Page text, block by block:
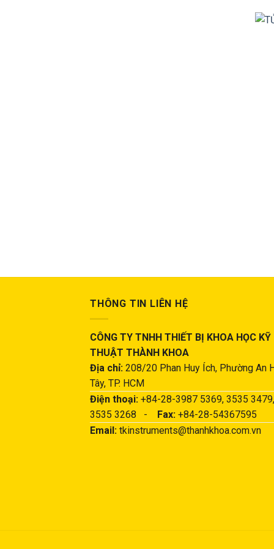
THÔNG TIN LIÊN HỆ
CÔNG TY TNHH THIẾT BỊ KHOA HỌC KỸ
THUẬT THÀNH KHOA
Địa chỉ: 208/20 Phan Huy Ích, Phường An
Tây, TP. HCM
Điện thoại: +84-28-3987 5369, 3535 3479,
3535 3268 - Fax: +84-28-54367595
Email: tkinstruments@thanhkhoa.com.vn